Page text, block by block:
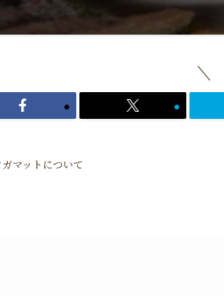
ガマットについて